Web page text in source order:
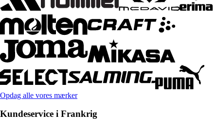
Opdag alle vores mærker
Kundeservice i Frankrig